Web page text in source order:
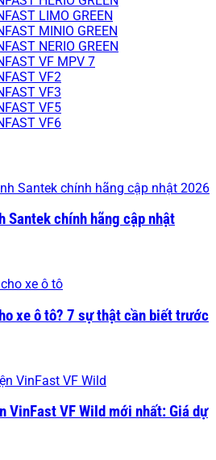
LIMO GREEN
MINIO GREEN
NERIO GREEN
VF MPV 7
VF2
VF3
VF5
VF6
Santek chính hãng cập nhật
xe ô tô? 7 sự thật cần biết trước
VinFast VF Wild mới nhất: Giá dự